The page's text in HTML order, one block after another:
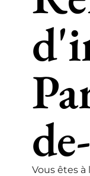
Vous êtes